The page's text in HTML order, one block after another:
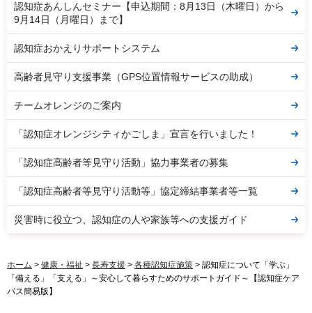
認知症あんしんセミナー【申込期間：8月13日（木曜日）から
9月14日（月曜日）まで】
認知症おかえりサポートシステム
高齢者見守り支援事業（GPS位置情報サービスの助成）
チームオレンジのご案内
「認知症オレンジシティかごしま」宣言を行いました！
「認知症高齢者等見守り活動」協力事業者の募集
「認知症高齢者等見守り活動等」協定締結事業者等一覧
災害時に役立つ、認知症の人や家族等への支援ガイド
ホーム > 健康・福祉 > 長寿支援 > 各種認知症施策 > 認知症について「学ぶ」
「備える」「支える」～安心して暮らすためのサポートガイド～【認知症ケア
パス簡易版】